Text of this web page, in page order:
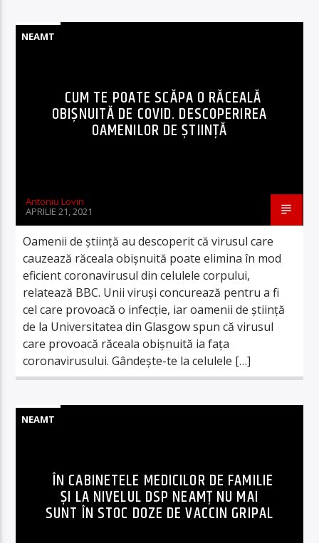
NEAMT
CUM TE POATE SCĂPA O RĂCEALĂ
OBIŞNUITĂ DE COVID. DESCOPERIREA
OAMENILOR DE ŞTIINŢĂ
Antoniu Lovin
APRILIE 21, 2021
Oamenii de ştiinţă au descoperit că virusul care
cauzează răceala obişnuită poate elimina în mod
eficient coronavirusul din celulele corpului,
relatează BBC. Unii viruşi concurează pentru a fi
cel care provoacă o infecţie, iar oamenii de ştiinţă
de la Universitatea din Glasgow spun că virusul
care provoacă răceala obişnuită ia faţa
coronavirusului. Gândeşte-te la celulele […]
NEAMT
ÎN CABINETELE MEDICILOR DE FAMILIE
ȘI LA NIVELUL DSP NEAMȚ NU MAI
SUNT ÎN STOC DOZE DE VACCIN GRIPAL